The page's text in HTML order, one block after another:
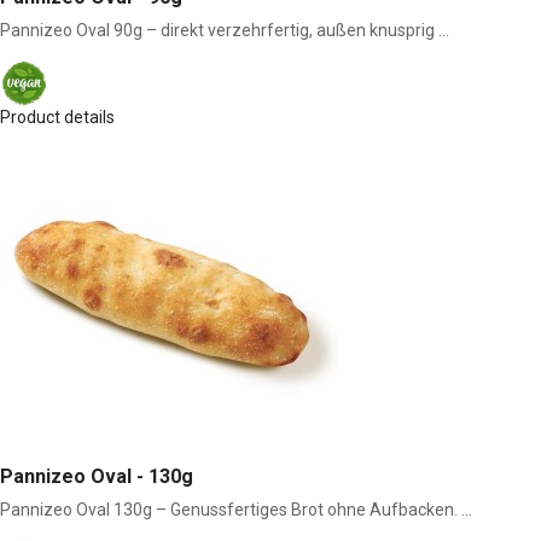
Pannizeo Oval 90g – direkt verzehrfertig, außen knusprig ...
Product details
Pannizeo Oval - 130g
Pannizeo Oval 130g – Genussfertiges Brot ohne Aufbacken. ...